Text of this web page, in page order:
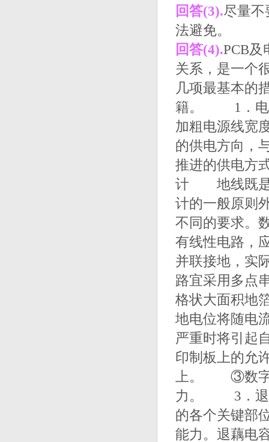
回答(3).尽量不
法避免。
回答(4).PCB及
关系，是一个
几项最基本的
籍。 1．电
加粗电源线宽
的供电方向，
推进的供电
计 地线既是
计的一般原
不同的要求。
有线性电路，
并联接地，实
路宜采用多点
格状大面积
地电位将随电
严重时将引起
印制板上的允
上。 ③数字电
力。 3．退藕
的各个关键部
能力。退藕